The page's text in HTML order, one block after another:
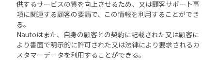
供するサービスの質を向上させるため、又は顧客サポート事
項に関連する顧客の要請で、この情報を利用することができ
る。
Nautoはまた、自身の顧客との契約に記載された又は顧客に
より書面で明示的に許可された又は法律により要求されるカ
スタマーデータを利用することができる。